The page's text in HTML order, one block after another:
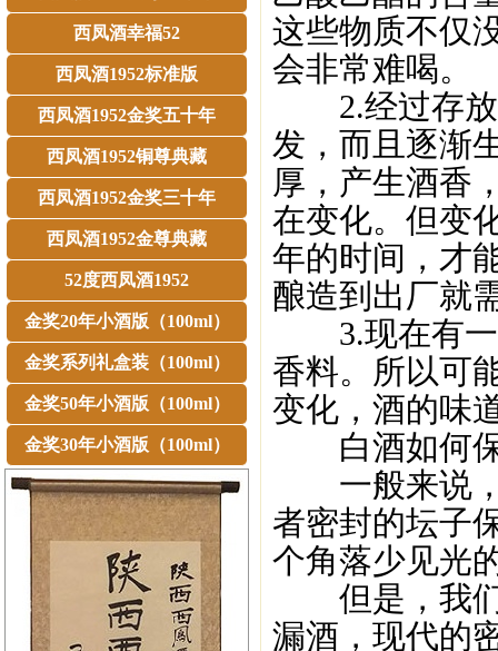
西凤酒幸福52
西凤酒1952标准版
西凤酒1952金奖五十年
西凤酒1952铜尊典藏
西凤酒1952金奖三十年
西凤酒1952金尊典藏
52度西凤酒1952
金奖20年小酒版（100ml）
金奖系列礼盒装（100ml）
金奖50年小酒版（100ml）
金奖30年小酒版（100ml）
这些物质不仅
会非常难喝。
2.经过存放
发，而且逐渐
厚，产生酒香
在变化。但变
年的时间，才
酿造到出厂就
3.现在有一
香料。所以可
变化，酒的味
白酒如何
一般来说，
者密封的坛子
个角落少见光
但是，我们
漏酒，现代的